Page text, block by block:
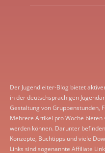
Der Jugendleiter-Blog bietet
in der deutschsprachigen
Gestaltung von Gruppenstunden,
Mehrere Artikel pro Woche
werden können. Darunter
Konzepte, Buchtipps und viele
Links sind sogenannte Affiliate